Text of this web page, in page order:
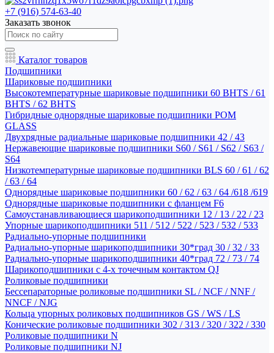
+7 (916) 574-63-40
Заказать звонок
Каталог товаров
Подшипники
Шариковые подшипники
Высокотемпературные шариковые подшипники 60 BHTS / 61
BHTS / 62 BHTS
Гибридные однорядные шариковые подшипники POM
GLASS
Двухрядные радиальные шариковые подшипники 42 / 43
Нержавеющие шариковые подшипники S60 / S61 / S62 / S63 /
S64
Низкотемпературные шариковые подшипники BLS 60 / 61 / 62
/ 63 / 64
Однорядные шариковые подшипники 60 / 62 / 63 / 64 /618 /619
Однорядные шариковые подшипники с фланцем F6
Самоустанавливающиеся шарикоподшипники 12 / 13 / 22 / 23
Упорные шарикоподшипники 511 / 512 / 522 / 523 / 532 / 533
Радиально-упорные подшипники
Радиально-упорные шарикоподшипники 30*град 30 / 32 / 33
Радиально-упорные шарикоподшипники 40*град 72 / 73 / 74
Шарикоподшипники с 4-х точечным контактом QJ
Роликовые подшипники
Бессепараторные роликовые подшипники SL / NCF / NNF /
NNCF / NJG
Кольца упорных роликовых подшипников GS / WS / LS
Конические роликовые подшипники 302 / 313 / 320 / 322 / 330
Роликовые подшипники N
Роликовые подшипники NJ